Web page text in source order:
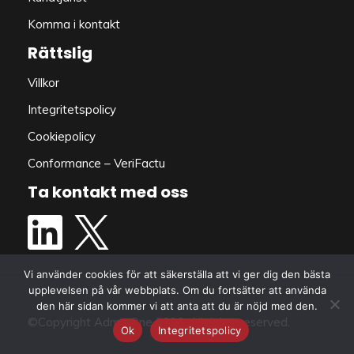
Läs mer
Senaste uppdateringar
Komma i kontakt
Rättslig
Villkor
Integritetspolicy
Cookiepolicy
Conformance – VeriFactu
Ta kontakt med oss
©Copyright Admit One 2026. All rights reserved.
Vi använder cookies för att säkerställa att vi ger dig den bästa
upplevelsen på vår webbplats. Om du fortsätter att använda
den här sidan kommer vi att anta att du är nöjd med den.
Ok
Integritetspolicy